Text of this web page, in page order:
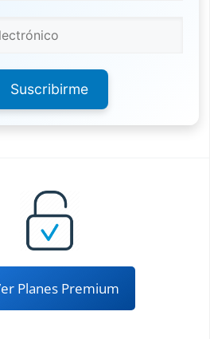
Suscribirme
Planes Premium